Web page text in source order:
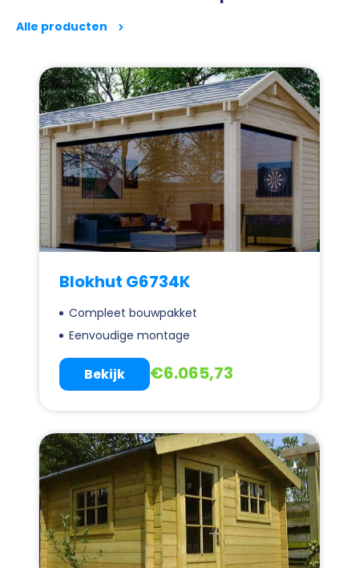
Alle producten
Blokhut G6734K
Compleet bouwpakket
Eenvoudige montage
€6.065,73
Bekijk